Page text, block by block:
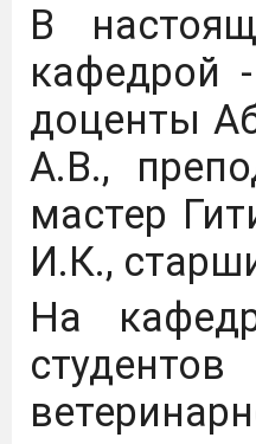
В
кафедрой
доценты
А.В.,
мастер
И.К.,
На